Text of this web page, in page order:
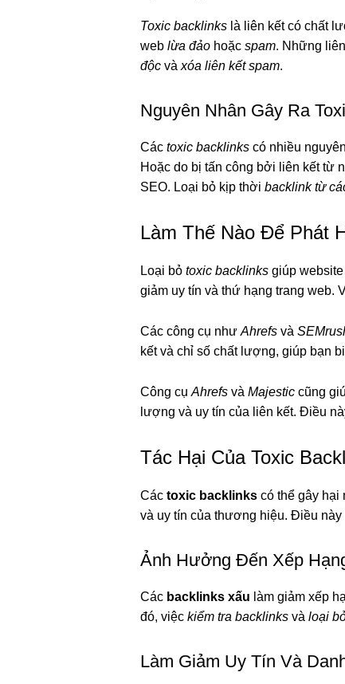
Toxic backlinks là liên kết có chất
web lừa đảo hoặc spam. Những
độc và xóa liên kết spam.
Nguyên Nhân Gây Ra
Các toxic backlinks có nhiều
Hoặc do bị tấn công bởi liên kết từ
SEO. Loại bỏ kịp thời backlink từ
Làm Thế Nào Để Phát
Loại bỏ toxic backlinks giúp
giảm uy tín và thứ hạng trang web.
Các công cụ như Ahrefs và
kết và chỉ số chất lượng, giúp bạn
Công cụ Ahrefs và Majestic cũng
lượng và uy tín của liên kết. Điều
Tác Hại Của Toxic
Các toxic backlinks có thể gây hại
và uy tín của thương hiệu. Điều
Ảnh Hưởng Đến Xếp
Các backlinks xấu làm giảm xếp
đó, việc kiểm tra backlinks và loại
Làm Giảm Uy Tín Và